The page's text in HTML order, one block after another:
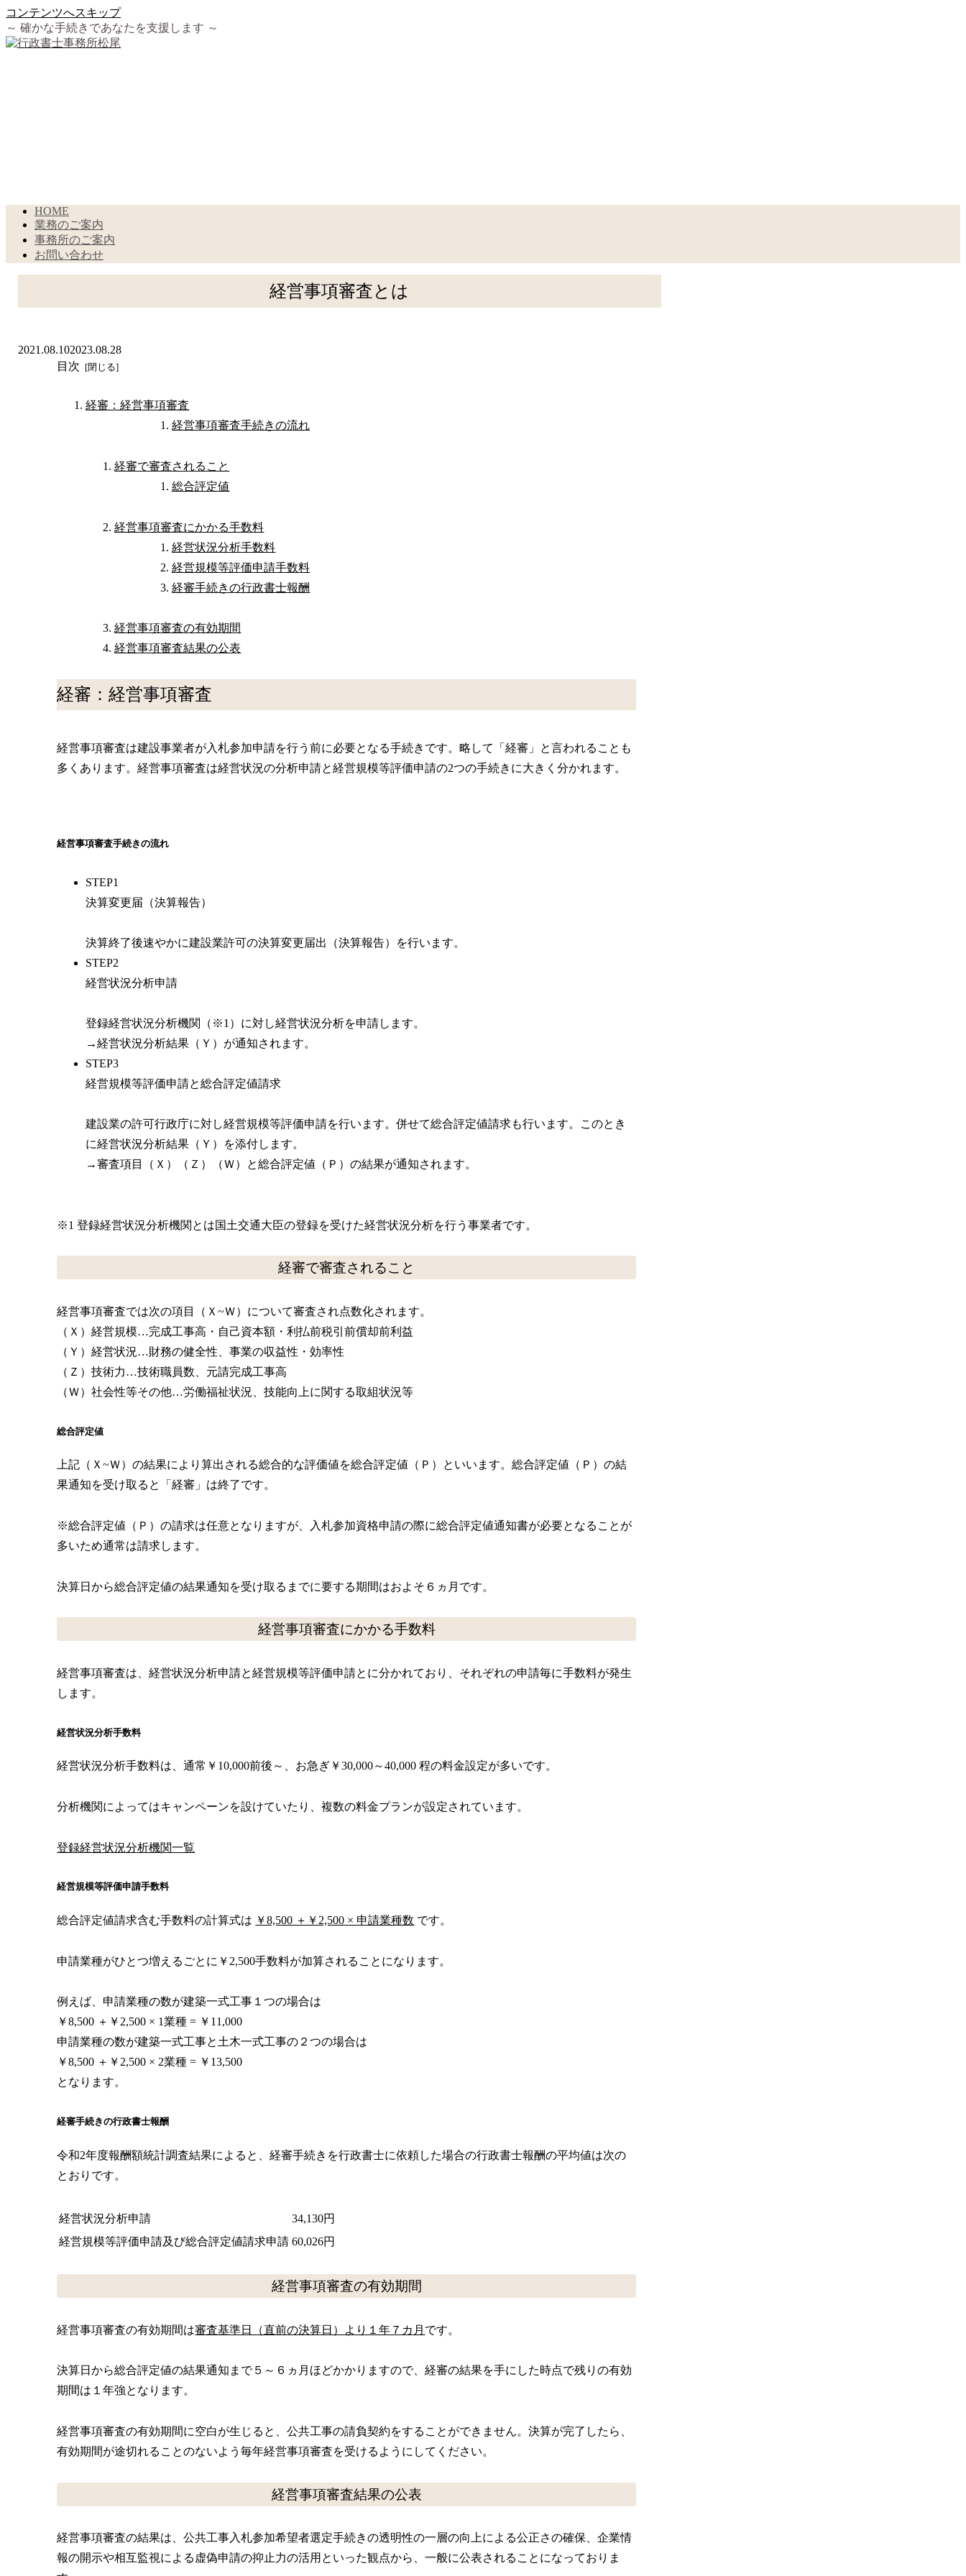
コンテンツへスキップ
～ 確かな手続きであなたを支援します ～
HOME
業務のご案内
事務所のご案内
お問い合わせ
経営事項審査とは
2021.08.102023.08.28
目次
経審：経営事項審査
経営事項審査手続きの流れ
経審で審査されること
総合評定値
経営事項審査にかかる手数料
経営状況分析手数料
経営規模等評価申請手数料
経審手続きの行政書士報酬
経営事項審査の有効期間
経営事項審査結果の公表
経審：経営事項審査
経営事項審査は建設事業者が入札参加申請を行う前に必要となる手続きです。略して「経審」と言われることも
多くあります。経営事項審査は経営状況の分析申請と経営規模等評価申請の2つの手続きに大きく分かれます。
経営事項審査手続きの流れ
STEP1
決算変更届（決算報告）
決算終了後速やかに建設業許可の決算変更届出（決算報告）を行います。
STEP2
経営状況分析申請
登録経営状況分析機関（※1）に対し経営状況分析を申請します。
→経営状況分析結果（Ｙ）が通知されます。
STEP3
経営規模等評価申請と総合評定値請求
建設業の許可行政庁に対し経営規模等評価申請を行います。併せて総合評定値請求も行います。このとき
に経営状況分析結果（Ｙ）を添付します。
→審査項目（Ｘ）（Ｚ）（Ｗ）と総合評定値（Ｐ）の結果が通知されます。
※1 登録経営状況分析機関とは国土交通大臣の登録を受けた経営状況分析を行う事業者です。
経審で審査されること
経営事項審査では次の項目（Ｘ~Ｗ）について審査され点数化されます。
（Ｘ）経営規模…完成工事高・自己資本額・利払前税引前償却前利益
（Ｙ）経営状況…財務の健全性、事業の収益性・効率性
（Ｚ）技術力…技術職員数、元請完成工事高
（Ｗ）社会性等その他…労働福祉状況、技能向上に関する取組状況等
総合評定値
上記（Ｘ~Ｗ）の結果により算出される総合的な評価値を総合評定値（Ｐ）といいます。総合評定値（Ｐ）の結
果通知を受け取ると「経審」は終了です。
※総合評定値（Ｐ）の請求は任意となりますが、入札参加資格申請の際に総合評定値通知書が必要となることが
多いため通常は請求します。
決算日から総合評定値の結果通知を受け取るまでに要する期間はおよそ６ヵ月です。
経営事項審査にかかる手数料
経営事項審査は、経営状況分析申請と経営規模等評価申請とに分かれており、それぞれの申請毎に手数料が発生
します。
経営状況分析手数料
経営状況分析手数料は、通常￥10,000前後～、お急ぎ￥30,000～40,000 程の料金設定が多いです。
分析機関によってはキャンペーンを設けていたり、複数の料金プランが設定されています。
登録経営状況分析機関一覧
経営規模等評価申請手数料
総合評定値請求含む手数料の計算式は ￥8,500 ＋￥2,500 × 申請業種数 です。
申請業種がひとつ増えるごとに￥2,500手数料が加算されることになります。
例えば、申請業種の数が建築一式工事１つの場合は
￥8,500 ＋￥2,500 × 1業種 = ￥11,000
申請業種の数が建築一式工事と土木一式工事の２つの場合は
￥8,500 ＋￥2,500 × 2業種 = ￥13,500
となります。
経審手続きの行政書士報酬
令和2年度報酬額統計調査結果によると、経審手続きを行政書士に依頼した場合の行政書士報酬の平均値は次の
とおりです。
経営状況分析申請
34,130円
経営規模等評価申請及び総合評定値請求申請 60,026円
経営事項審査の有効期間
経営事項審査の有効期間は審査基準日（直前の決算日）より１年７カ月 です。
決算日から総合評定値の結果通知まで５～６ヵ月ほどかかりますので、経審の結果を手にした時点で残りの有効
期間は１年強となります。
経営事項審査の有効期間に空白が生じると、公共工事の請負契約をすることができません。決算が完了したら、
有効期間が途切れることのないよう毎年経営事項審査を受けるようにしてください。
経営事項審査結果の公表
経営事項審査の結果は、公共工事入札参加希望者選定手続きの透明性の一層の向上による公正さの確保、企業情
報の開示や相互監視による虚偽申請の抑止力の活用といった観点から、一般に公表されることになっておりま